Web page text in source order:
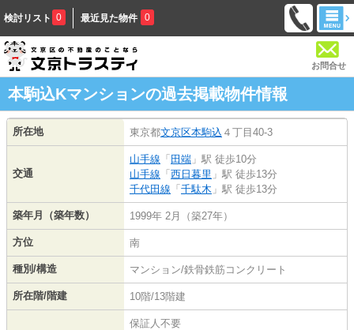
検討リスト 0 最近見た物件 0
お問合せ
本駒込Kマンションの過去掲載物件情報
所在地 東京都文京区本駒込 ４丁目40-3
交通
山手線 「 田端 」駅 徒歩10分
山手線 「 西日暮里 」駅 徒歩13分
千代田線 「 千駄木 」駅 徒歩13分
築年月（築年数） 1999年 2月（築27年）
方位 南
種別/構造 マンション/鉄骨鉄筋コンクリート
所在階/階建 10階/13階建
保証人不要